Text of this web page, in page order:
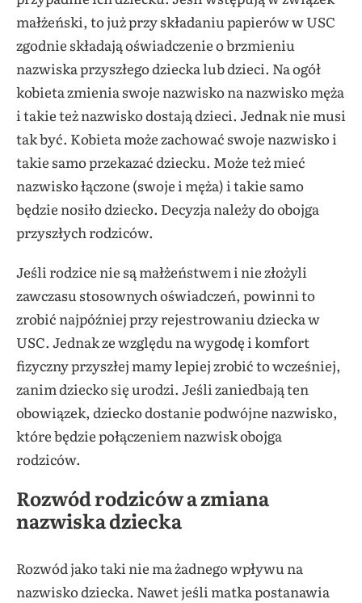
małżeński, to już przy składaniu papierów w USC
zgodnie składają oświadczenie o brzmieniu
nazwiska przyszłego dziecka lub dzieci. Na ogół
kobieta zmienia swoje nazwisko na nazwisko męża
i takie też nazwisko dostają dzieci. Jednak nie musi
tak być. Kobieta może zachować swoje nazwisko i
takie samo przekazać dziecku. Może też mieć
nazwisko łączone (swoje i męża) i takie samo
będzie nosiło dziecko. Decyzja należy do obojga
przyszłych rodziców.
Jeśli rodzice nie są małżeństwem i nie złożyli
zawczasu stosownych oświadczeń, powinni to
zrobić najpóźniej przy rejestrowaniu dziecka w
USC. Jednak ze względu na wygodę i komfort
fizyczny przyszłej mamy lepiej zrobić to wcześniej,
zanim dziecko się urodzi. Jeśli zaniedbają ten
obowiązek, dziecko dostanie podwójne nazwisko,
które będzie połączeniem nazwisk obojga
rodziców.
Rozwód rodziców a zmiana
nazwiska dziecka
Rozwód jako taki nie ma żadnego wpływu na
nazwisko dziecka. Nawet jeśli matka postanawia